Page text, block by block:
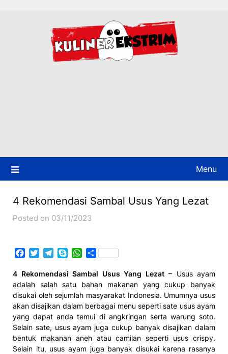
Menu
4 Rekomendasi Sambal Usus Yang Lezat
Posted on 03/11/2023
Facebook
TwitterTelegram
SkypeWhatsApp
Share
4 Rekomendasi Sambal Usus Yang Lezat– Usus ayam
adalah salah satu bahan makanan yang cukup banyak
disukai oleh sejumlah masyarakat Indonesia. Umumnya usus
akan disajikan dalam berbagai menu seperti sate usus ayam
yang dapat anda temui di angkringan serta warung soto.
Selain sate, usus ayam juga cukup banyak disajikan dalam
bentuk makanan aneh atau camilan seperti usus crispy.
Selain itu, usus ayam juga banyak disukai karena rasanya